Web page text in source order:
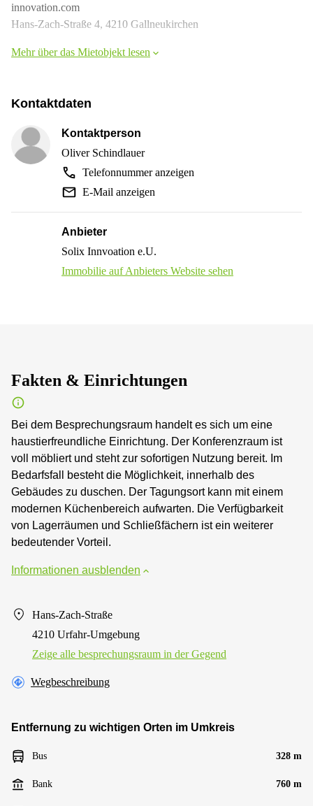
innovation.com
Hans-Zach-Straße 4, 4210 Gallneukirchen
Mehr über das Mietobjekt lesen
Kontaktdaten
Kontaktperson
Oliver Schindlauer
Telefonnummer anzeigen
E-Mail anzeigen
Anbieter
Solix Innvoation e.U.
Immobilie auf Anbieters Website sehen
Fakten & Einrichtungen
Bei dem Besprechungsraum handelt es sich um eine
haustierfreundliche Einrichtung. Der Konferenzraum ist
voll möbliert und steht zur sofortigen Nutzung bereit. Im
Bedarfsfall besteht die Möglichkeit, innerhalb des
Gebäudes zu duschen. Der Tagungsort kann mit einem
modernen Küchenbereich aufwarten. Die Verfügbarkeit
von Lagerräumen und Schließfächern ist ein weiterer
bedeutender Vorteil.
Informationen ausblenden
Hans-Zach-Straße
4210 Urfahr-Umgebung
Zeige alle besprechungsraum in der Gegend
Wegbeschreibung
Entfernung zu wichtigen Orten im Umkreis
Bus 328 m
Bank 760 m